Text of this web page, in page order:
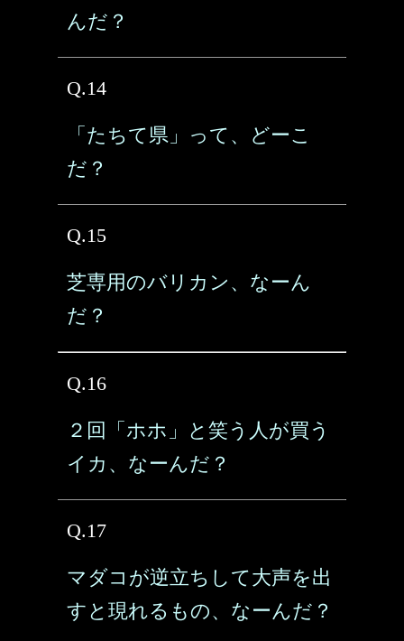
んだ？
Q.14
「たちて県」って、どーこ
だ？
Q.15
芝専用のバリカン、なーん
だ？
Q.16
２回「ホホ」と笑う人が買う
イカ、なーんだ？
Q.17
マダコが逆立ちして大声を出
すと現れるもの、なーんだ？